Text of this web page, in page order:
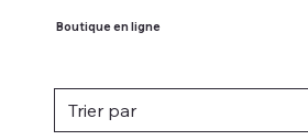
Boutique en ligne